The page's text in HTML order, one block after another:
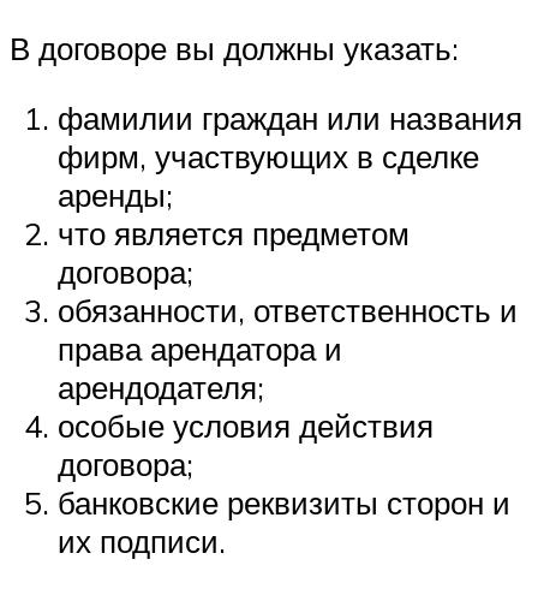
В договоре вы должны указать:
фамилии граждан или названия
фирм, участвующих в сделке
аренды;
что является предметом
договора;
обязанности, ответственность и
права арендатора и
арендодателя;
особые условия действия
договора;
банковские реквизиты сторон и
их подписи.